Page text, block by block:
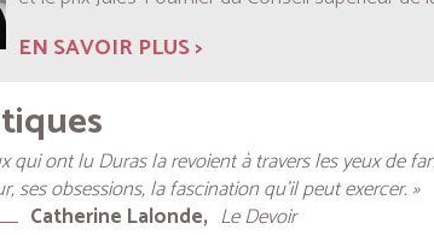
EN SAVOIR PLUS >
qui ont lu Duras la revoient à travers les yeux de
ses obsessions, la fascination qu’il peut exercer. »
Catherine Lalonde Le Devoir